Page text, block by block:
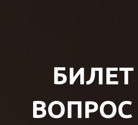
БИЛЕТ
ВОПРОС